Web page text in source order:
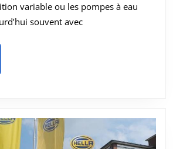
variable ou les pompes à eau
souvent avec